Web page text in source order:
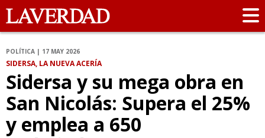
POLÍTICA | 17 MAY 2026
SIDERSA, LA NUEVA ACERÍA
Sidersa y su mega obra en
San Nicolás: Supera el 25%
y emplea a 650